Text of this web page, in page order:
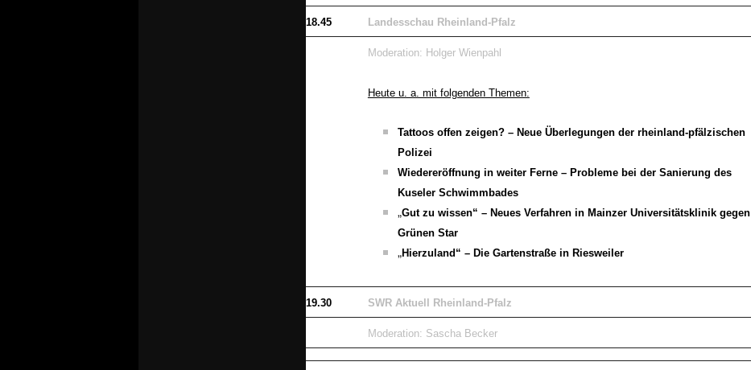
18.45 Landesschau Rheinland-Pfalz
Moderation: Holger Wienpahl
Heute u. a. mit folgenden Themen:
Tattoos offen zeigen? – Neue Überlegungen der rheinland-pfälzischen
Polizei
Wiedereröffnung in weiter Ferne – Probleme bei der Sanierung des
Kuseler Schwimmbades
„Gut zu wissen“– Neues Verfahren in Mainzer Universitätsklinik gegen
Grünen Star
„Hierzuland“ – Die Gartenstraße in Riesweiler
19.30 SWR Aktuell Rheinland-Pfalz
Moderation: Sascha Becker